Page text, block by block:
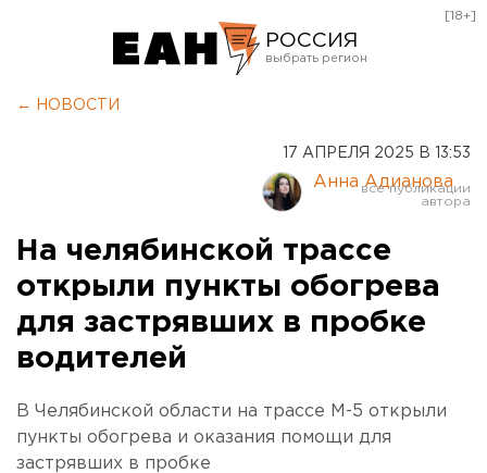
РОССИЯ
Курган
Оренбург
[18+]
← НОВОСТИ
17 АПРЕЛЯ 2025 В 13:53
Анна Адианова
На челябинской трассе
открыли пункты обогрева
для застрявших в пробке
водителей
В Челябинской области на трассе М-5 открыли
пункты обогрева и оказания помощи для
застрявших в пробке